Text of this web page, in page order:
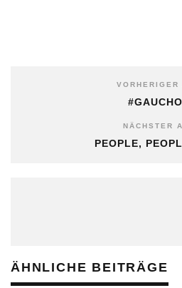
VORHERIGER
NÄCHSTER
PEOPLE,
ÄHNLICHE BEITRÄGE